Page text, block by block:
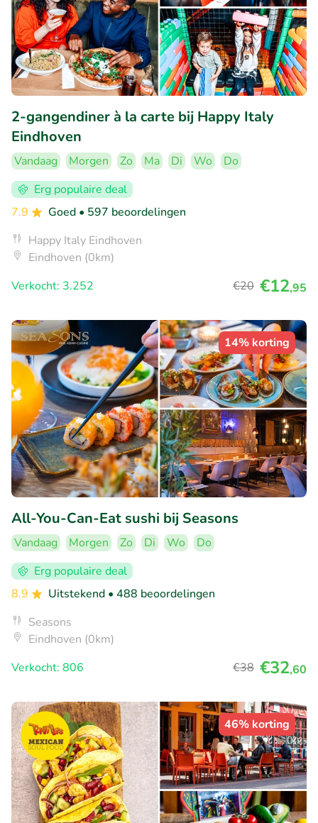
2-gangendiner à la carte bij Happy Italy
Eindhoven
Vandaag Morgen Zo Ma Di Wo
Do
Erg populaire deal
7.9
Goed • 597 beoordelingen
Happy Italy Eindhoven
Eindhoven (0km)
Verkocht: 3.252
€20 €12,95
14% korting
All-You-Can-Eat sushi bij Seasons
Vandaag Morgen Zo Di Wo
Do
Erg populaire deal
8.9
Uitstekend • 488 beoordelingen
Seasons
Eindhoven (0km)
Verkocht: 806
€38 €32,60
46% korting